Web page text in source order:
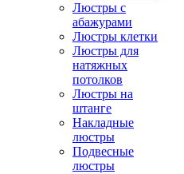
Люстры с
абажурами
Люстры клетки
Люстры для
натяжных
потолков
Люстры на
штанге
Накладные
люстры
Подвесные
люстры